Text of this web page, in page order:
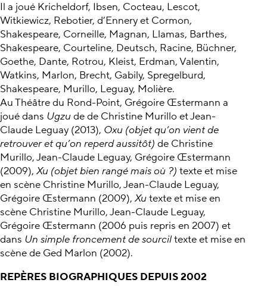
Il a joué Kricheldorf, Ibsen, Cocteau, Lescot,
Witkiewicz, Rebotier, d’Ennery et Cormon,
Shakespeare, Corneille, Magnan, Llamas, Barthes,
Shakespeare, Courteline, Deutsch, Racine, Büchner,
Goethe, Dante, Rotrou, Kleist, Erdman, Valentin,
Watkins, Marlon, Brecht, Gabily, Spregelburd,
Shakespeare, Murillo, Leguay, Molière.
Au Théâtre du Rond-Point, Grégoire Œstermann a
joué dans Ugzude de Christine Murillo et Jean-
Claude Leguay (2013), Oxu (objet qu’on vient de
retrouver et qu’on reperd aussitôt) de Christine
Murillo, Jean-Claude Leguay, Grégoire Œstermann
(2009), Xu (objet bien rangé mais où ?) texte et mise
en scène Christine Murillo, Jean-Claude Leguay,
Grégoire Œstermann (2009), Xutexte et mise en
scène Christine Murillo, Jean-Claude Leguay,
Grégoire Œstermann (2006 puis repris en 2007) et
dans Un simple froncement de sourciltexte et mise en
scène de Ged Marlon (2002).
REPÈRES BIOGRAPHIQUES DEPUIS 2002